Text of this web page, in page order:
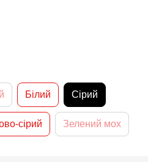
Білий Сірий
сірий Зелений мох